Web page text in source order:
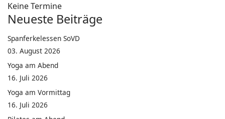
Keine Termine
Neueste Beiträge
Spanferkelessen SoVD
03. August 2026
Yoga am Abend
16. Juli 2026
Yoga am Vormittag
16. Juli 2026